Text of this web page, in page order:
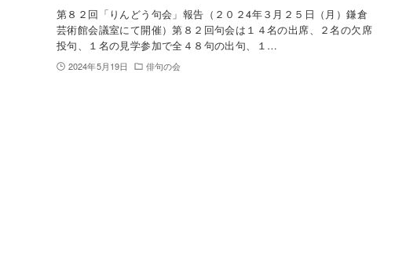
第８２回「りんどう句会」報告（２０２4年３月２５日（月）鎌倉
芸術館会議室にて開催）第８２回句会は１４名の出席、２名の欠席
投句、１名の見学参加で全４８句の出句、１…
2024年5月19日 俳句の会